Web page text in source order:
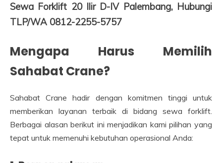
Sewa Forklift 20 Ilir D-IV Palembang, Hubungi
TLP/WA 0812-2255-5757
Mengapa Harus Memilih
Sahabat Crane?
Sahabat Crane hadir dengan komitmen tinggi untuk
memberikan layanan terbaik di bidang sewa forklift.
Berbagai alasan berikut ini menjadikan kami pilihan yang
tepat untuk memenuhi kebutuhan operasional Anda: